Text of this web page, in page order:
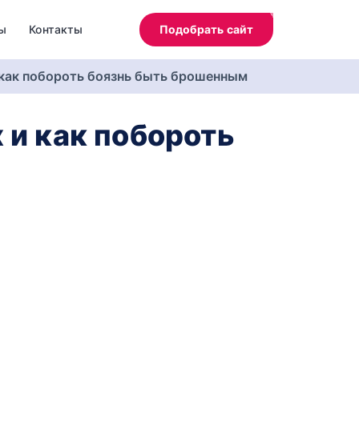
Контакты Подобрать сайт
побороть боязнь быть брошенным
как побороть